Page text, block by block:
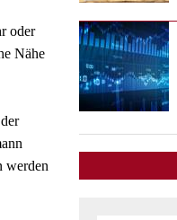
oder
Nähe
werden